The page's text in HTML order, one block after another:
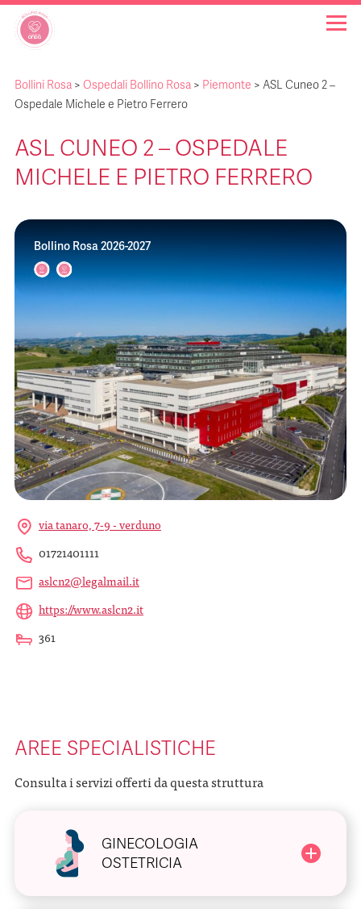
OSPEDALI BOLLINO ROSA
INIZIATIVE
FAQ
CHI SIAMO
Bollini Rosa > Ospedali Bollino Rosa > Piemonte > ASL Cuneo 2 –
Ospedale Michele e Pietro Ferrero
ASL CUNEO 2 – OSPEDALE
MICHELE E PIETRO FERRERO
Bollino Rosa 2026-2027
via tanaro, 7-9 - verduno
01721401111
aslcn2@legalmail.it
https://www.aslcn2.it
361
AREE SPECIALISTICHE
Consulta i servizi offerti da questa struttura
GINECOLOGIA
OSTETRICIA